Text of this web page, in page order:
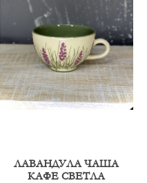
ЛАВАНДУЛА ЧАША
КАФЕ СВЕТЛА